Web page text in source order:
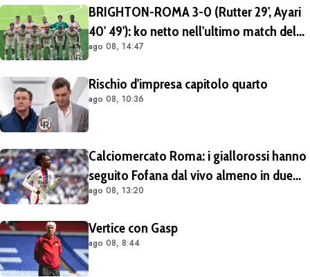
BRIGHTON-ROMA 3-0 (Rutter 29', Ayari
40' 49'): ko netto nell'ultimo match del
tour britannico (FOTO e VIDEO)
ago 08, 14:47
Rischio d'impresa capitolo quarto
ago 08, 10:36
Calciomercato Roma: i giallorossi hanno
seguito Fofana dal vivo almeno in due
occasioni. Costa 40/45 milioni
ago 08, 13:20
Vertice con Gasp
ago 08, 8:44